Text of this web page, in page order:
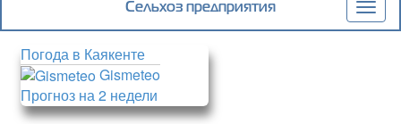
Сельхоз предприятия
Погода в Каякенте
Gismeteo
Прогноз на 2 недели